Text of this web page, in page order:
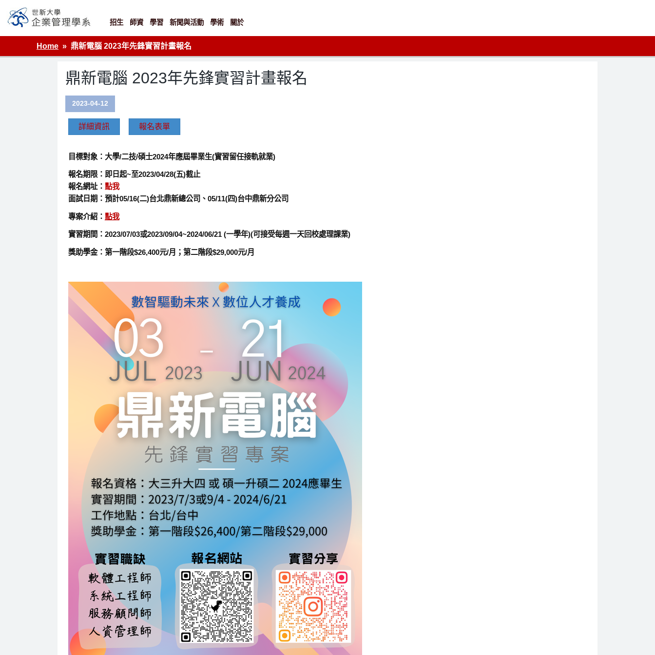
content
世新大學企業管理學系
招生 師資 學習 新聞與活動 學術 關於
Home 鼎新電腦 2023年先鋒實習計畫報名
鼎新電腦 2023年先鋒實習計畫報名
2023-04-12
詳細資訊 報名表單
目標對象：大學/二技/碩士2024年應屆畢業生(實習留任接軌就業)
報名期限：即日起~至2023/04/28(五)截止
報名網址： 點我
面試日期：預計05/16(二)台北鼎新總公司、 05/11(四)台中鼎新分公司
專案介紹： 點我
實習期間：2023/07/03或2023/09/04~2024/06/21 (一學年)(可接受每週一天回校處理課業)
獎助學金：第一階段$26,400元/月；第二階段$29,000元/月